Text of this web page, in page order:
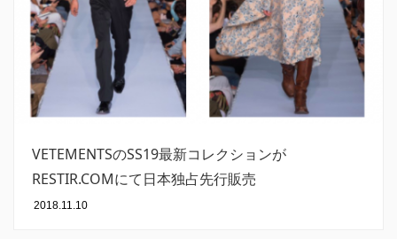
VETEMENTSのSS19最新コレクションが
RESTIR.COMにて日本独占先行販売
2018.11.10